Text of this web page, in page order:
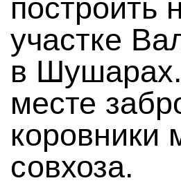
построить
участке
в
месте
коровники
совхоза.